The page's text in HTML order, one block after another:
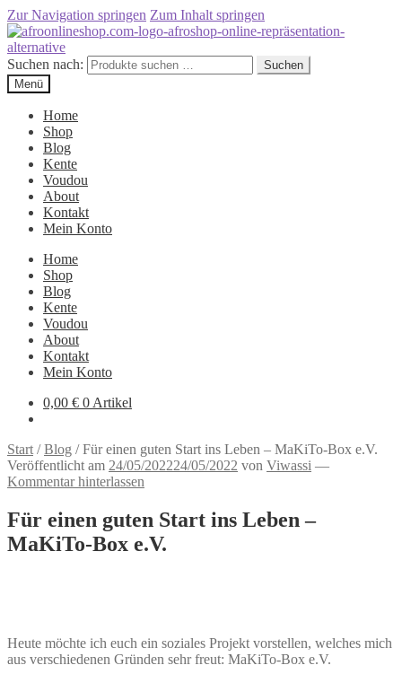
Zur Navigation springen Zum Inhalt springen
Suchen nach:
Suchen
Menü
Home
Shop
Blog
Kente
Voudou
About
Kontakt
Mein Konto
Home
Shop
Blog
Kente
Voudou
About
Kontakt
Mein Konto
0,00 € 0 Artikel
Start /Blog /Für einen guten Start ins Leben – MaKiTo-Box e.V.
Veröffentlicht am 24/05/202224/05/2022 von Viwassi —
Kommentar hinterlassen
Für einen guten Start ins Leben –
MaKiTo-Box e.V.
Heute möchte ich euch ein soziales Projekt vorstellen, welches mich
aus verschiedenen Gründen sehr freut: MaKiTo-Box e.V.